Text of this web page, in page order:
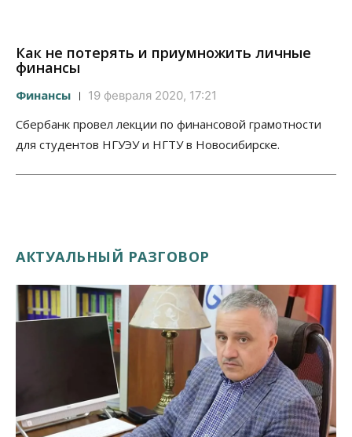
Как не потерять и приумножить личные
финансы
Финансы 19 февраля 2020, 17:21
Сбербанк провел лекции по финансовой грамотности
для студентов НГУЭУ и НГТУ в Новосибирске.
АКТУАЛЬНЫЙ РАЗГОВОР